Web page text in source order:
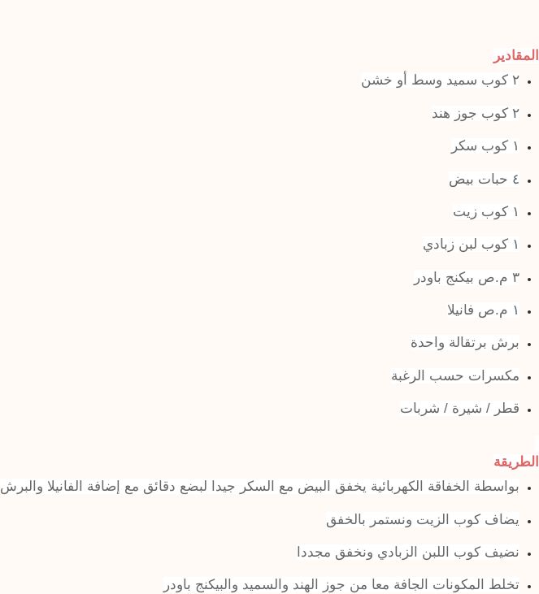
المقادير
٢ كوب سميد وسط أو خشن
٢ كوب جوز هند
١ كوب سكر
٤ حبات بيض
١ كوب زيت
١ كوب لبن زبادي
٣ م.ص بيكنج باودر
١ م.ص فانيلا
برش برتقالة واحدة
مكسرات حسب الرغبة
قطر / شيرة / شربات
الطريقة
بواسطة الخفاقة الكهربائية يخفق البيض مع السكر جيدا لبضع دقائق مع إضافة الفانيلا والبرش
يضاف كوب الزيت ونستمر بالخفق
نضيف كوب اللبن الزبادي ونخفق مجددا
تخلط المكونات الجافة معا من جوز الهند والسميد والبيكنج باودر